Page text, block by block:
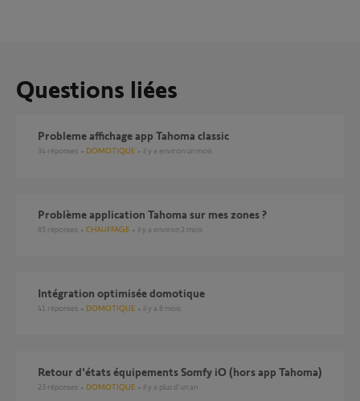
Questions liées
Probleme affichage app Tahoma classic
34 réponses DOMOTIQUE il y a environ un mois
Problème application Tahoma sur mes zones ?
85 réponses CHAUFFAGE il y a environ 2 mois
Intégration optimisée domotique
41 réponses DOMOTIQUE il y a 8 mois
retour d'états équipements Somfy iO (hors app Tahoma)
23 réponses DOMOTIQUE il y a plus d'un an